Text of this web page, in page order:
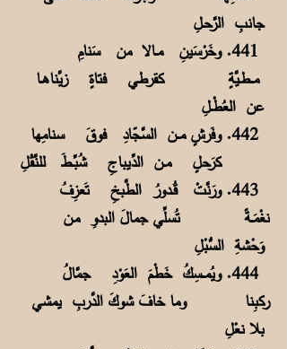
جانبِ الرَّحـلِ
441. وخَرْسَينِ مــالا من سَنامِ
مـــطـيَّةٍ كقرطي فتاةٍ زيَّناهــا
عن العُطْــلِ
442. وفَرشٍ مـــن السَّجّادِ فوقَ سنامِها
كرَحلٍ مــن الدِّيباجِ شُبِّــطَ للنَّقْلِ
443. ورَنَّتْ قُــدورُ الطَّبخِ تَعزِفُ
نغْمَــةً تُسلِّي جمالَ البدوِ مـن
وَحْشةِ السُّبْلِ
444. ويُمـــسِكُ خَطْمَ العَوْدِ جمَّالُ
ركبِنا وما خافَ شوكَ الدَّربِ يمشي
بلا نعْلِ